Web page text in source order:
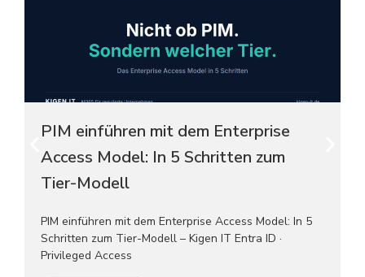
PIM einführen mit dem Enterprise
Access Model: In 5 Schritten zum
Tier-Modell
PIM einführen mit dem Enterprise Access Model: In 5
Schritten zum Tier-Modell – Kigen IT Entra ID ·
Privileged Access